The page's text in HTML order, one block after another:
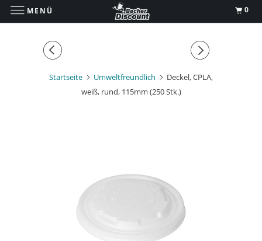
Startseite Umweltfreundlich
Deckel, CPLA,
weiß, rund, 115mm (250 Stk.)
MENÜ 0